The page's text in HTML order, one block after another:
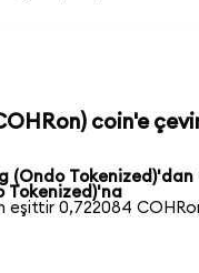
coin'e
(Ondo
Tokenized)'na
eşittir 0,722084